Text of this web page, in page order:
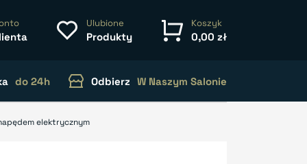
Ulubione
Produkty
Koszyk
0,00 zł
do 24h Odbierz W Naszym Salonie
elektrycznym